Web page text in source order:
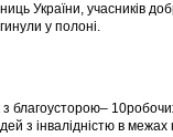
України, учасників
у полоні.
благоусторою–
з інвалідністю в межах